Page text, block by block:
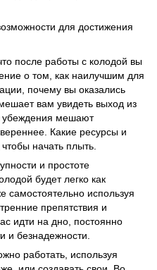
для достижения
после работы с колодой вы
о том, как наилучшим для
почему вы оказались
вам увидеть выход из
убеждения мешают
Какие ресурсы и
начать плыть.
и простоте
будет легко как
самостоятельно используя
препятствия и
идти на дно, постоянно
и безнадежности.
работать, используя